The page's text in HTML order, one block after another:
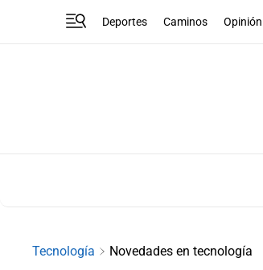
Deportes Caminos Opinión
Tecnología Novedades en tecnología